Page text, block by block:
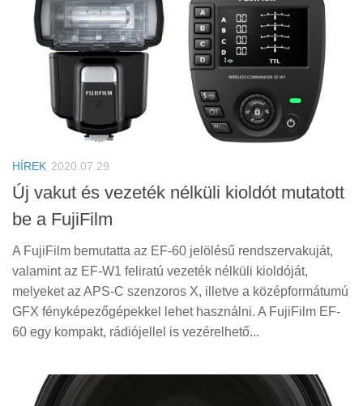
HÍREK 2020.07.29
Új vakut és vezeték nélküli kioldót mutatott
be a FujiFilm
A FujiFilm bemutatta az EF-60 jelölésű rendszervakuját,
valamint az EF-W1 feliratú vezeték nélküli kioldóját,
melyeket az APS-C szenzoros X, illetve a középformátumú
GFX fényképezőgépekkel lehet használni. A FujiFilm EF-
60 egy kompakt, rádiójellel is vezérelhető...